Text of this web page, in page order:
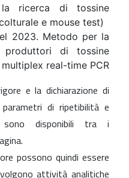
ricerca di tossine
e mouse test)
2023. Metodo per la
di tossine
real-time PCR
e la dichiarazione di
parametri di ripetibilità e
sono disponibili tra i
possono quindi essere
attività analitiche